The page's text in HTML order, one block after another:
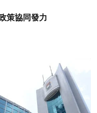
策協同發力